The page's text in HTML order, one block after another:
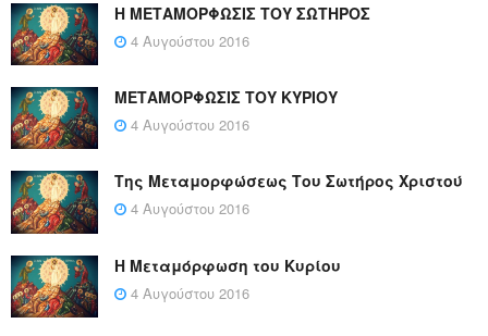
Η ΜΕΤΑΜΟΡΦΩΣΙΣ ΤΟΥ ΣΩΤΗΡΟΣ
4 Αυγούστου 2016
ΜΕΤΑΜΟΡΦΩΣΙΣ ΤΟΥ ΚΥΡΙΟΥ
4 Αυγούστου 2016
Της Μεταμορφώσεως Του Σωτήρος Χριστού
4 Αυγούστου 2016
Η Μεταμόρφωση του Κυρίου
4 Αυγούστου 2016